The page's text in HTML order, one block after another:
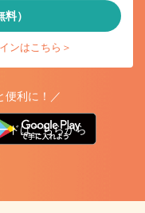
）
ンはこちら＞
便利に！／
ドはこちらから